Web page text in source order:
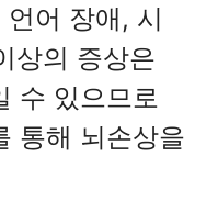
어 장애, 시
상의 증상은
수 있으므로
통해 뇌손상을